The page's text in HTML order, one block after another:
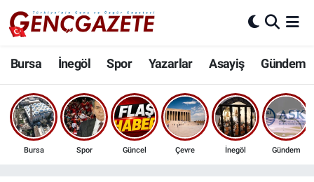
Bursa İnegöl Spor Yazarlar Asayiş Gündem
Bursa Spor Güncel Çevre İnegöl Gündem
Bursa
İnegöl
3.SAYFA
Nöbetçi Eczaneler
Hava Durumu
Trafik Durumu